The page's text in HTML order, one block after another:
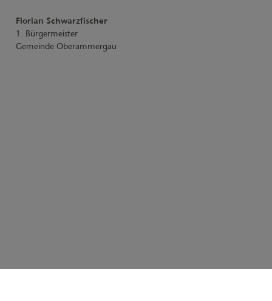
Florian Schwarzfischer
1. Bürgermeister
Gemeinde Oberammergau